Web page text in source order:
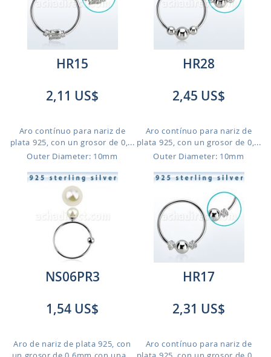
HR15
2,11 US$
Aro contínuo para nariz de
plata 925, con un grosor de 0,...
Outer Diameter: 10mm
HR28
2,45 US$
Aro contínuo para nariz de
plata 925, con un grosor de 0,...
Outer Diameter: 10mm
NS06PR3
1,54 US$
Aro de nariz de plata 925, con
HR17
2,31 US$
Aro contínuo para nariz de